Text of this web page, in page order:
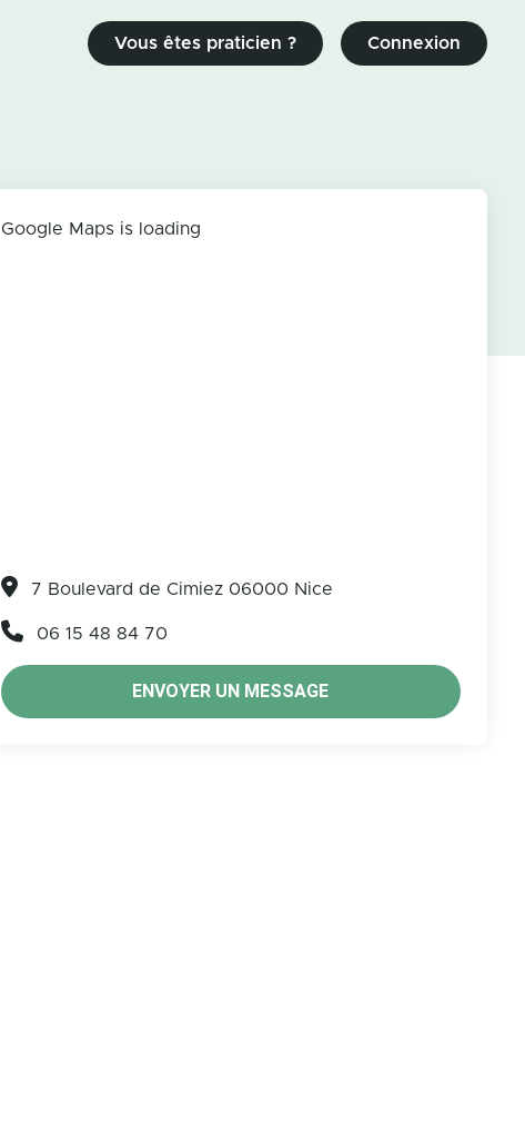
Vous êtes praticien ? Connexion
Google Maps is loading
7 Boulevard de Cimiez 06000 Nice
06 15 48 84 70
ENVOYER UN MESSAGE